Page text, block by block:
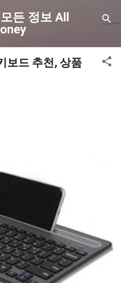
로 건너뛰기
든 정보 All
보드 추천, 상품